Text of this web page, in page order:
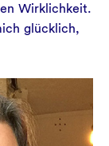
Wirklichkeit.
glücklich,